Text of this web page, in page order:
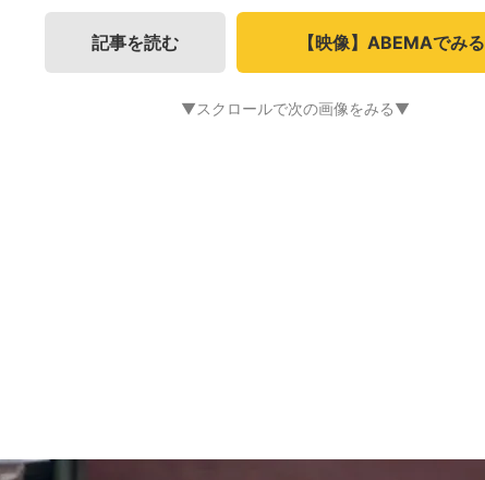
記事を読む 【映像】ABEMAでみる
▼スクロールで次の画像をみる▼